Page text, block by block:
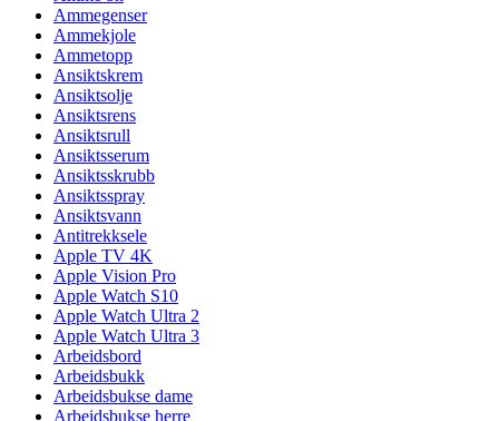
Ammegenser
Ammekjole
Ammetopp
Ansiktskrem
Ansiktsolje
Ansiktsrens
Ansiktsrull
Ansiktsserum
Ansiktsskrubb
Ansiktsspray
Ansiktsvann
Antitrekksele
Apple TV 4K
Apple Vision Pro
Apple Watch S10
Apple Watch Ultra 2
Apple Watch Ultra 3
Arbeidsbord
Arbeidsbukk
Arbeidsbukse dame
Arbeidsbukse herre